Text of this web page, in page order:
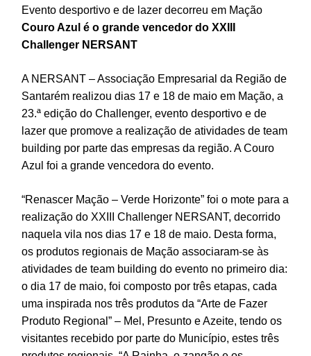
Evento desportivo e de lazer decorreu em Mação
Couro Azul é o grande vencedor do XXIII
Challenger NERSANT
A NERSANT – Associação Empresarial da Região de
Santarém realizou dias 17 e 18 de maio em Mação, a
23.ª edição do Challenger, evento desportivo e de
lazer que promove a realização de atividades de team
building por parte das empresas da região. A Couro
Azul foi a grande vencedora do evento.
“Renascer Mação – Verde Horizonte” foi o mote para a
realização do XXIII Challenger NERSANT, decorrido
naquela vila nos dias 17 e 18 de maio. Desta forma,
os produtos regionais de Mação associaram-se às
atividades de team building do evento no primeiro dia:
o dia 17 de maio, foi composto por três etapas, cada
uma inspirada nos três produtos da “Arte de Fazer
Produto Regional” – Mel, Presunto e Azeite, tendo os
visitantes recebido por parte do Município, estes três